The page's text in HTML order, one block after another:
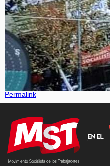
Permalink